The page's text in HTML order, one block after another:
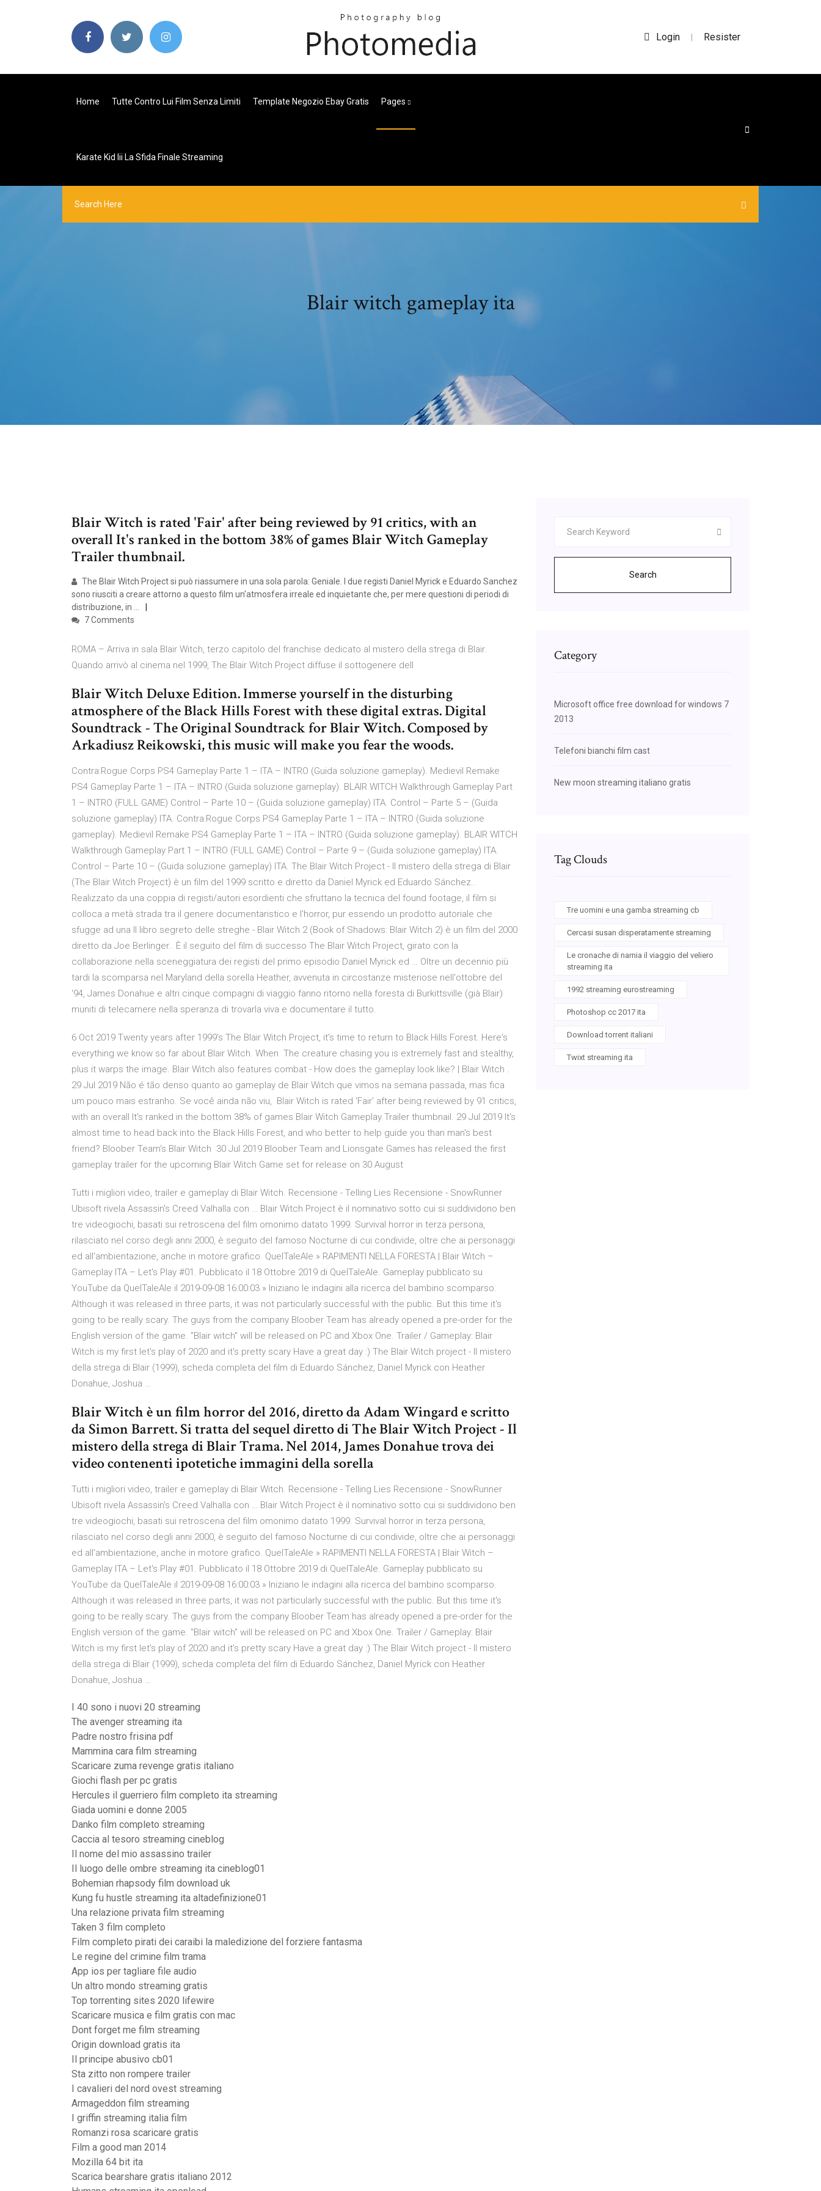
Login | Resister
Home Tutte Contro Lui Film Senza Limiti Template Negozio Ebay Gratis Pages
Karate Kid Iii La Sfida Finale Streaming
Blair witch gameplay ita
Blair Witch is rated 'Fair' after being reviewed by 91 critics, with an
overall It's ranked in the bottom 38% of games Blair Witch Gameplay
Trailer thumbnail.
The Blair Witch Project si può riassumere in una sola parola: Geniale. I due registi Daniel Myrick e Eduardo Sanchez
sono riusciti a creare attorno a questo film un'atmosfera irreale ed inquietante che, per mere questioni di periodi di
distribuzione, in …
7 Comments
ROMA – Arriva in sala Blair Witch, terzo capitolo del franchise dedicato al mistero della strega di Blair.
Quando arrivò al cinema nel 1999, The Blair Witch Project diffuse il sottogenere dell
Blair Witch Deluxe Edition. Immerse yourself in the disturbing
atmosphere of the Black Hills Forest with these digital extras. Digital
Soundtrack - The Original Soundtrack for Blair Witch. Composed by
Arkadiusz Reikowski, this music will make you fear the woods.
Contra:Rogue Corps PS4 Gameplay Parte 1 – ITA – INTRO (Guida soluzione gameplay). Medievil Remake
PS4 Gameplay Parte 1 – ITA – INTRO (Guida soluzione gameplay). BLAIR WITCH Walkthrough Gameplay Part
1 – INTRO (FULL GAME) Control – Parte 10 – (Guida soluzione gameplay) ITA. Control – Parte 5 – (Guida
soluzione gameplay) ITA. Contra:Rogue Corps PS4 Gameplay Parte 1 – ITA – INTRO (Guida soluzione
gameplay). Medievil Remake PS4 Gameplay Parte 1 – ITA – INTRO (Guida soluzione gameplay). BLAIR WITCH
Walkthrough Gameplay Part 1 – INTRO (FULL GAME) Control – Parte 9 – (Guida soluzione gameplay) ITA.
Control – Parte 10 – (Guida soluzione gameplay) ITA. The Blair Witch Project - Il mistero della strega di Blair
(The Blair Witch Project) è un film del 1999 scritto e diretto da Daniel Myrick ed Eduardo Sánchez..
Realizzato da una coppia di registi/autori esordienti che sfruttano la tecnica del found footage, il film si
colloca a metà strada tra il genere documentaristico e l'horror, pur essendo un prodotto autoriale che
sfugge ad una Il libro segreto delle streghe - Blair Witch 2 (Book of Shadows: Blair Witch 2) è un film del 2000
diretto da Joe Berlinger.. È il seguito del film di successo The Blair Witch Project, girato con la
collaborazione nella sceneggiatura dei registi del primo episodio Daniel Myrick ed … Oltre un decennio più
tardi la scomparsa nel Maryland della sorella Heather, avvenuta in circostanze misteriose nell'ottobre del
'94, James Donahue e altri cinque compagni di viaggio fanno ritorno nella foresta di Burkittsville (già Blair)
muniti di telecamere nella speranza di trovarla viva e documentare il tutto.
6 Oct 2019 Twenty years after 1999's The Blair Witch Project, it's time to return to Black Hills Forest. Here's
everything we know so far about Blair Witch. When The creature chasing you is extremely fast and stealthy,
plus it warps the image. Blair Witch also features combat - How does the gameplay look like? | Blair Witch .
29 Jul 2019 Não é tão denso quanto ao gameplay de Blair Witch que vimos na semana passada, mas fica
um pouco mais estranho. Se você ainda não viu, Blair Witch is rated 'Fair' after being reviewed by 91 critics,
with an overall It's ranked in the bottom 38% of games Blair Witch Gameplay Trailer thumbnail. 29 Jul 2019 It's
almost time to head back into the Black Hills Forest, and who better to help guide you than man's best
friend? Bloober Team's Blair Witch 30 Jul 2019 Bloober Team and Lionsgate Games has released the first
gameplay trailer for the upcoming Blair Witch Game set for release on 30 August
Tutti i migliori video, trailer e gameplay di Blair Witch. Recensione - Telling Lies Recensione - SnowRunner
Ubisoft rivela Assassin's Creed Valhalla con … Blair Witch Project è il nominativo sotto cui si suddividono ben
tre videogiochi, basati sui retroscena del film omonimo datato 1999. Survival horror in terza persona,
rilasciato nel corso degli anni 2000, è seguito del famoso Nocturne di cui condivide, oltre che ai personaggi
ed all'ambientazione, anche in motore grafico. QuelTaleAle » RAPIMENTI NELLA FORESTA | Blair Witch –
Gameplay ITA – Let's Play #01. Pubblicato il 18 Ottobre 2019 di QuelTaleAle. Gameplay pubblicato su
YouTube da QuelTaleAle il 2019-09-08 16:00:03 » Iniziano le indagini alla ricerca del bambino scomparso.
Although it was released in three parts, it was not particularly successful with the public. But this time it's
going to be really scary. The guys from the company Bloober Team has already opened a pre-order for the
English version of the game. "Blair witch" will be released on PC and Xbox One. Trailer / Gameplay: Blair
Witch is my first let's play of 2020 and it's pretty scary Have a great day :) The Blair Witch project - Il mistero
della strega di Blair (1999), scheda completa del film di Eduardo Sánchez, Daniel Myrick con Heather
Donahue, Joshua …
Blair Witch è un film horror del 2016, diretto da Adam Wingard e scritto
da Simon Barrett. Si tratta del sequel diretto di The Blair Witch Project - Il
mistero della strega di Blair Trama. Nel 2014, James Donahue trova dei
video contenenti ipotetiche immagini della sorella
Tutti i migliori video, trailer e gameplay di Blair Witch. Recensione - Telling Lies Recensione - SnowRunner
Ubisoft rivela Assassin's Creed Valhalla con … Blair Witch Project è il nominativo sotto cui si suddividono ben
tre videogiochi, basati sui retroscena del film omonimo datato 1999. Survival horror in terza persona,
rilasciato nel corso degli anni 2000, è seguito del famoso Nocturne di cui condivide, oltre che ai personaggi
ed all'ambientazione, anche in motore grafico. QuelTaleAle » RAPIMENTI NELLA FORESTA | Blair Witch –
Gameplay ITA – Let's Play #01. Pubblicato il 18 Ottobre 2019 di QuelTaleAle. Gameplay pubblicato su
YouTube da QuelTaleAle il 2019-09-08 16:00:03 » Iniziano le indagini alla ricerca del bambino scomparso.
Although it was released in three parts, it was not particularly successful with the public. But this time it's
going to be really scary. The guys from the company Bloober Team has already opened a pre-order for the
English version of the game. "Blair witch" will be released on PC and Xbox One. Trailer / Gameplay: Blair
Witch is my first let's play of 2020 and it's pretty scary Have a great day :) The Blair Witch project - Il mistero
della strega di Blair (1999), scheda completa del film di Eduardo Sánchez, Daniel Myrick con Heather
Donahue, Joshua …
I 40 sono i nuovi 20 streaming
The avenger streaming ita
Padre nostro frisina pdf
Mammina cara film streaming
Scaricare zuma revenge gratis italiano
Giochi flash per pc gratis
Hercules il guerriero film completo ita streaming
Giada uomini e donne 2005
Danko film completo streaming
Caccia al tesoro streaming cineblog
Il nome del mio assassino trailer
Il luogo delle ombre streaming ita cineblog01
Bohemian rhapsody film download uk
Kung fu hustle streaming ita altadefinizione01
Una relazione privata film streaming
Taken 3 film completo
Film completo pirati dei caraibi la maledizione del forziere fantasma
Le regine del crimine film trama
App ios per tagliare file audio
Un altro mondo streaming gratis
Top torrenting sites 2020 lifewire
Scaricare musica e film gratis con mac
Dont forget me film streaming
Origin download gratis ita
Il principe abusivo cb01
Sta zitto non rompere trailer
I cavalieri del nord ovest streaming
Armageddon film streaming
I griffin streaming italia film
Romanzi rosa scaricare gratis
Film a good man 2014
Mozilla 64 bit ita
Scarica bearshare gratis italiano 2012
Search
Category
Microsoft office free download for windows 7
2013
Telefoni bianchi film cast
New moon streaming italiano gratis
Tag Clouds
Tre uomini e una gamba streaming cb
Cercasi susan disperatamente streaming
Le cronache di narnia il viaggio del veliero
streaming ita
1992 streaming eurostreaming
Photoshop cc 2017 ita
Download torrent italiani
Twixt streaming ita